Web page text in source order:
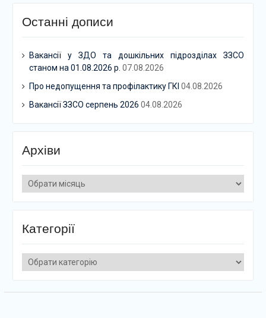
Останні дописи
Вакансії у ЗДО та дошкільних підрозділах ЗЗСО
станом на 01.08.2026 р. 07.08.2026
Про недопущення та профілактику ГКІ 04.08.2026
Вакансії ЗЗСО серпень 2026 04.08.2026
Архіви
Архіви
Категорії
Категорії